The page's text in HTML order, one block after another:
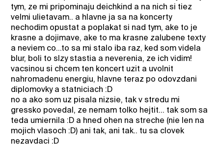
tym, ze mi pripominaju deichkind a na nich si tiez
velmi ulietavam.. a hlavne ja sa na koncerty
nechodim opustat a poplakat si nad tym, ake to je
krasne a dojimave, ake to ma krasne zalubene texty
a neviem co...to sa mi stalo iba raz, ked som videla
blur, boli to slzy stastia a neverenia, ze ich vidim!
vacsinou si chcem ten koncert uzit a uvolnit
nahromadenu energiu, hlavne teraz po odovzdani
diplomovky a statniciach :D
no a ako som uz pisala nizsie, tak v stredu mi
gressko povedal, ze nemam tolko hejtit... tak som sa
teda umiernila :D a hned ohen na streche (nie len na
mojich vlasoch :D) ani tak, ani tak.. tu sa clovek
nezavdaci :D